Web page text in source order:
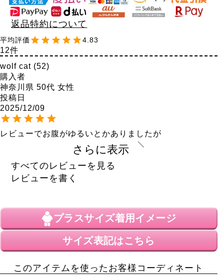
返品特約について
4.83
12
wolf cat
52
購入者
神奈川県 50代 女性
投稿日
2025/12/09
レビューでお腹がゆるいとかありましたが
私はお腹がでてるので、スペシャルジャストサイズでし
むー
1
購入者
2024/08/25
ブルーを購入しました。思ってた通り、良い色でした！
動きやすいし、重宝しそうです。
購入者
さらに表示
すべてのレビューを見る
レビューを書く
プラスサイズ着用イメージ
サイズ表記はこちら
このアイテムを使ったお客様コーディネート